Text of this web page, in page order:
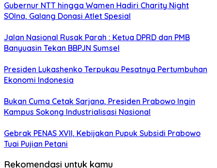
Gubernur NTT hingga Wamen Hadiri Charity Night
SOIna, Galang Donasi Atlet Spesial
Jalan Nasional Rusak Parah : Ketua DPRD dan PMB
Banyuasin Tekan BBPJN Sumsel
Presiden Lukashenko Terpukau Pesatnya Pertumbuhan
Ekonomi Indonesia
Bukan Cuma Cetak Sarjana, Presiden Prabowo Ingin
Kampus Sokong Industrialisasi Nasional
Gebrak PENAS XVII, Kebijakan Pupuk Subsidi Prabowo
Tuai Pujian Petani
Rekomendasi untuk kamu